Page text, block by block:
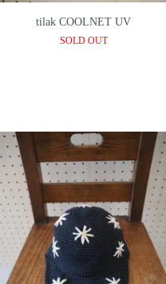
tilak COOLNET UV
SOLD OUT